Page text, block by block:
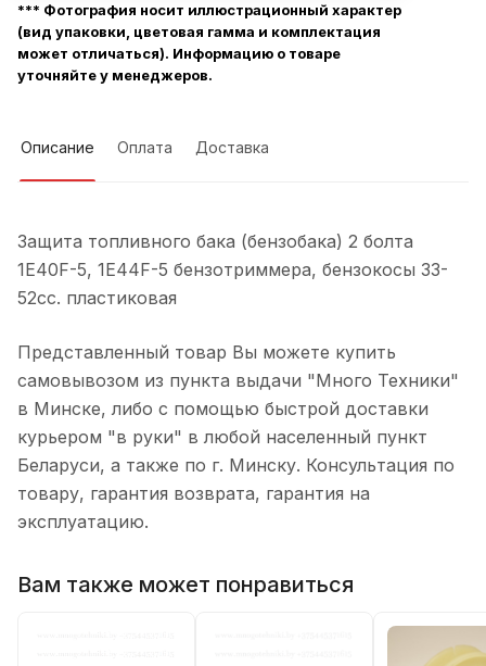
*** Фотография носит иллюстрационный характер
(вид упаковки, цветовая гамма и комплектация
может отличаться). Информацию о товаре
уточняйте у менеджеров.
Описание Оплата Доставка
Защита топливного бака (бензобака) 2 болта
1E40F-5, 1E44F-5 бензотриммера, бензокосы 33-
52сс. пластиковая
Представленный товар Вы можете купить
самовывозом из пункта выдачи "Много Техники"
в Минске, либо с помощью быстрой доставки
курьером "в руки" в любой населенный пункт
Беларуси, а также по г. Минску. Консультация по
товару, гарантия возврата, гарантия на
эксплуатацию.
Вам также может понравиться